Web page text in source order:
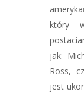
który
jak:
Ross,
jest